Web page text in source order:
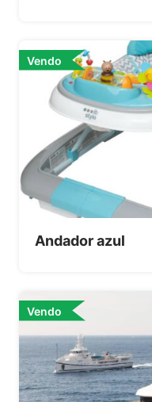
Vendo
Andador azul
Vendo